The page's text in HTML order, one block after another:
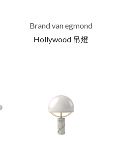
Brand van egmond
Hollywood 吊燈